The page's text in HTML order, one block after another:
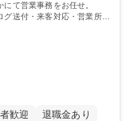
て営業事務をお任せ。
送付・来客対応・営業所内
歓迎
退職金あり